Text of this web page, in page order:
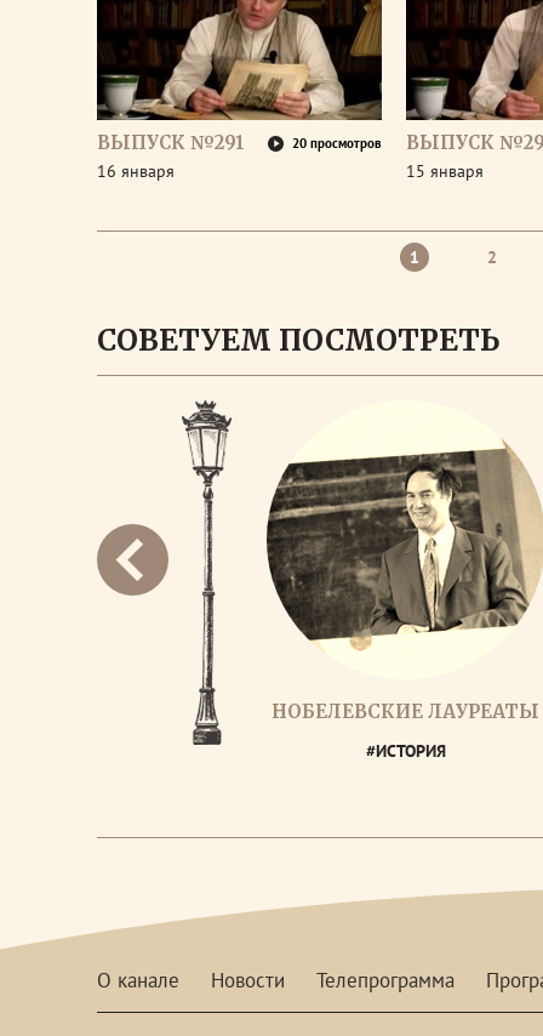
ВЫПУСК №291 20 просмотров
16 января
ВЫПУСК
15 января
1 2
СОВЕТУЕМ ПОСМОТРЕТЬ
НОБЕЛЕВСКИЕ ЛАУРЕАТЫ
#ИСТОРИЯ
О канале Новости Телепрограмма